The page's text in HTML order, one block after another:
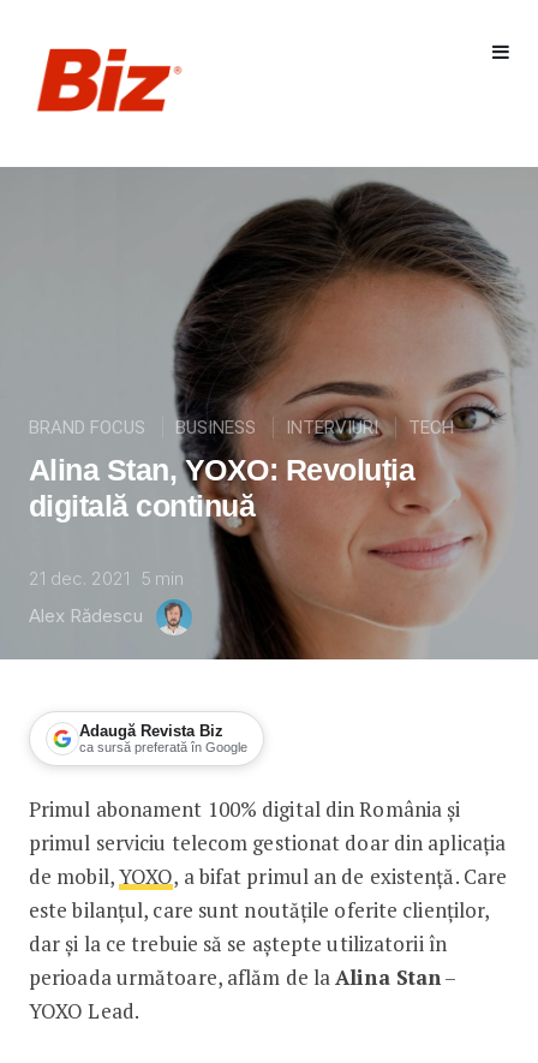
BRAND FOCUS BUSINESS INTERVIURI TECH
Alina Stan, YOXO: Revoluția
digitală continuă
21 dec. 2021 5 min
Alex Rădescu
Adaugă Revista Biz
ca sursă preferată în Google
Alina Stan, YOXO: Revoluția digitală
Primul abonament 100% digital din România și
primul serviciu telecom gestionat doar din aplicația
de mobil,YOXO, a bifat primul an de existență. Care
este bilanțul, care sunt noutățile oferite clienților,
dar și la ce trebuie să se aștepte utilizatorii în
perioada următoare, aflăm de laAlina Stan–
YOXO Lead.